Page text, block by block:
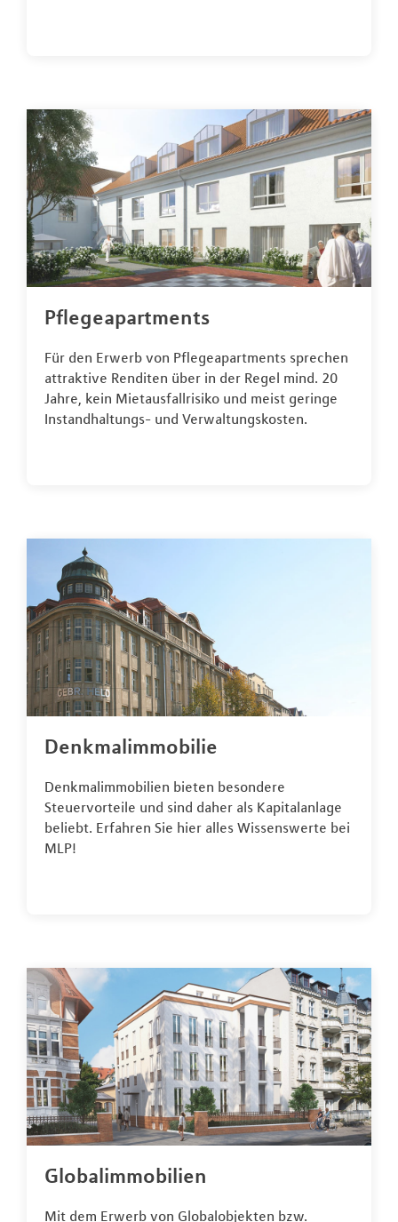
Pflegeapartments
Für den Erwerb von Pflegeapartments sprechen
attraktive Renditen über in der Regel mind. 20
Jahre, kein Mietausfallrisiko und meist geringe
Instandhaltungs- und Verwaltungskosten.
Denkmalimmobilie
Denkmalimmobilien bieten besondere
Steuervorteile und sind daher als Kapitalanlage
beliebt. Erfahren Sie hier alles Wissenswerte bei
MLP!
Globalimmobilien
Mit dem Erwerb von Globalobjekten bzw.